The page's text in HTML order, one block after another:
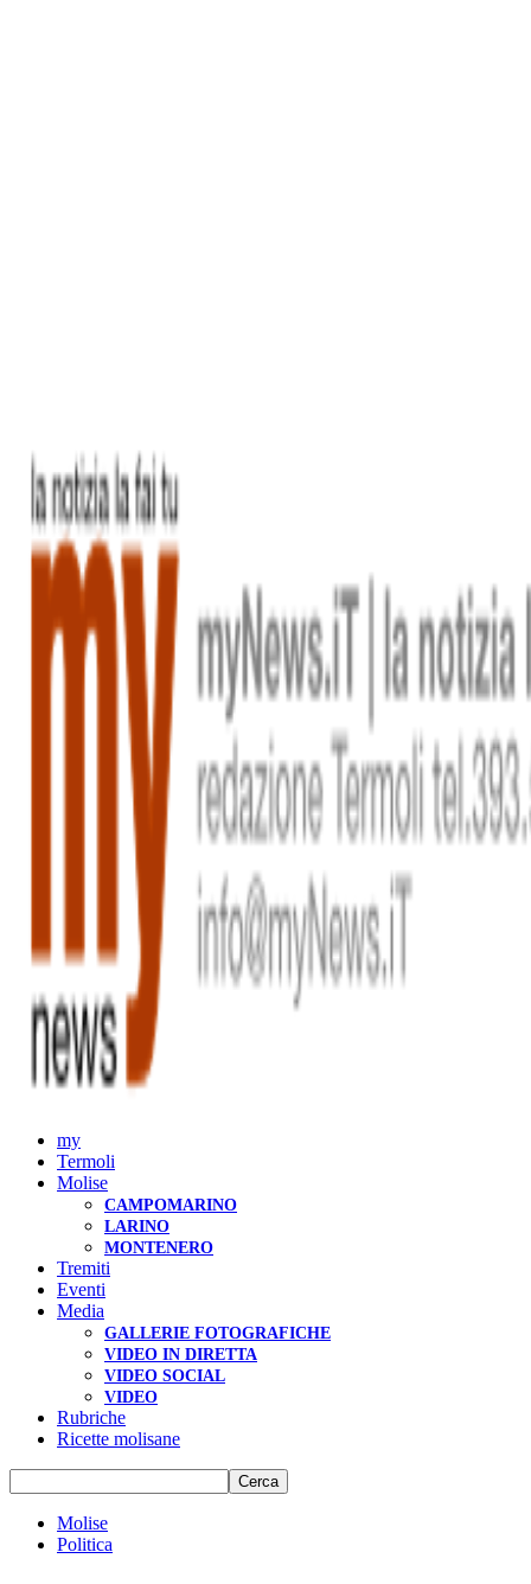
my
Termoli
Molise
CAMPOMARINO
LARINO
MONTENERO
Tremiti
Eventi
Media
GALLERIE FOTOGRAFICHE
VIDEO IN DIRETTA
VIDEO SOCIAL
VIDEO
Rubriche
Ricette molisane
Molise
Politica